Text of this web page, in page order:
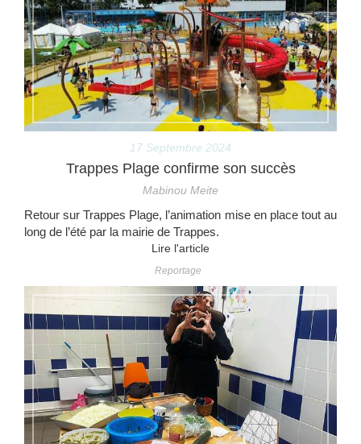
17 Septembre 2024
Trappes Plage confirme son succès
Mabinou Meite
Retour sur Trappes Plage, l’animation mise en place tout au
long de l’été par la mairie de Trappes.
Lire l'article
Reportage